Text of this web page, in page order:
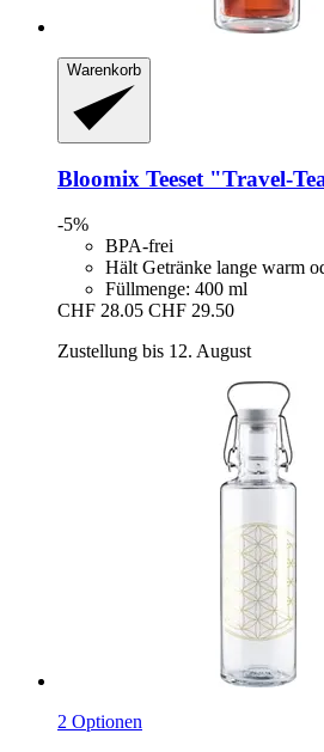
Warenkorb
Bloomix Teeset "Travel-​
-5%
BPA-frei
Hält Getränke lange warm
Füllmenge: 400 ml
CHF 28.05 CHF 29.50
Zustellung bis 12. August
2 Optionen